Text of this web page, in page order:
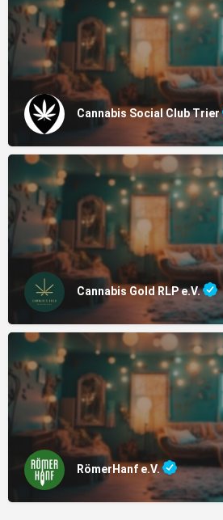
Cannabis Social Club Trier
Cannabis Gold RLP e.V.
RömerHanf e.V.